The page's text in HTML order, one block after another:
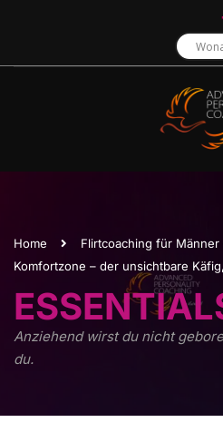
Home Flirtcoaching für Männer
Komfortzone – der unsichtbare
Anziehend wirst du nicht
du.